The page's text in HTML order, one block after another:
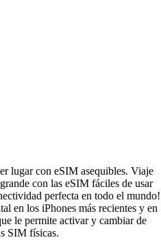
lugar con eSIM asequibles. Viaje
con las eSIM fáciles de usar
perfecta en todo el mundo!
en los iPhones más recientes y en
le permite activar y cambiar de
SIM físicas.